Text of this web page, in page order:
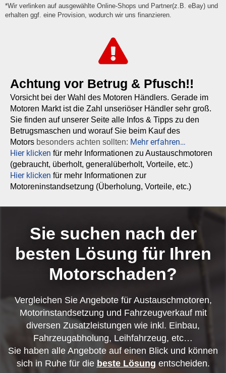
*Wir verlinken auf ausgewählte Online-Shops und Partner(z.B. eBay) und
erhalten ggf. eine Provision, wodurch wir uns finanzieren.
Achtung vor Betrug & Pfusch!!
Vorsicht bei der Wahl des Motoren Händlers. Gerade im
Motoren Markt ist die Zahl unseriöser Händler sehr groß.
Sie finden auf unserer Seite alle Infos & Tipps zu den
Betrugsmaschen und worauf Sie beim Kauf des
Motors besonders achten sollten: Mehr erfahren…
Hier klicken für mehr Informationen zu Austauschmotoren
(gebraucht, überholt, generalüberholt, Vorteile, etc.)
Hier klicken für mehr Informationen zur
Motoreninstandsetzung (Überholung, Vorteile, etc.)
Sie suchen nach der
besten Lösung für Ihren
Motorschaden?
Vergleichen Sie Angebote für Austauschmotoren,
Motorinstandsetzung und Fahrzeugverkauf mit
diversen Zusatzleistungen wie inkl. Einbau,
Fahrzeugabholung, Leihfahrzeug, etc…
Sie haben alle Angebote auf einen Blick und können
sich in Ruhe für die beste Lösung entscheiden.